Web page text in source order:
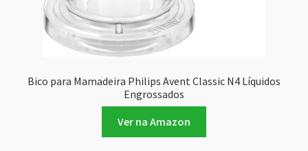
Bico para Mamadeira Philips Avent Classic N4 Líquidos
Engrossados
Ver na Amazon